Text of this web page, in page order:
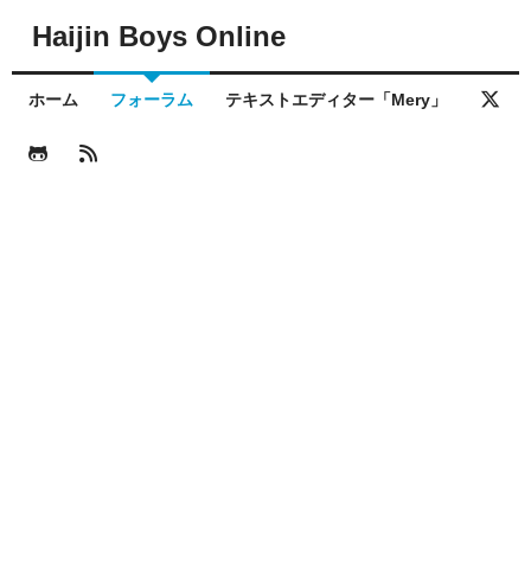
Haijin Boys Online
ホーム フォーラム テキストエディター「Mery」